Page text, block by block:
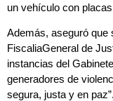
un vehículo con
Además, aseguró que
FiscaliaGeneral de
instancias del
generadores de
segura, justa y en paz”.